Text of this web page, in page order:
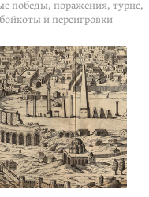
победы, поражения, турне,
бойкоты и переигровки